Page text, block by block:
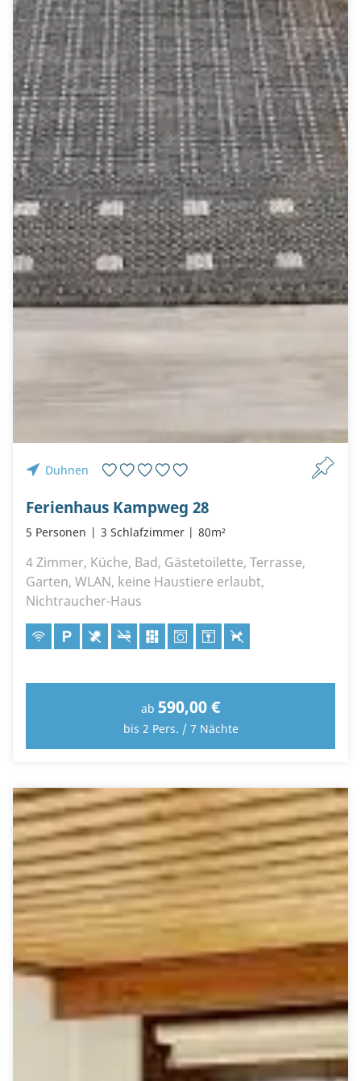
Duhnen
Ferienhaus Kampweg 28
5 Personen 3 Schlafzimmer 80m²
4 Zimmer, Küche, Bad, Gästetoilette, Terrasse,
Garten, WLAN, keine Haustiere erlaubt,
Nichtraucher-Haus
ab 590,00 €
bis 2 Pers. / 7 Nächte